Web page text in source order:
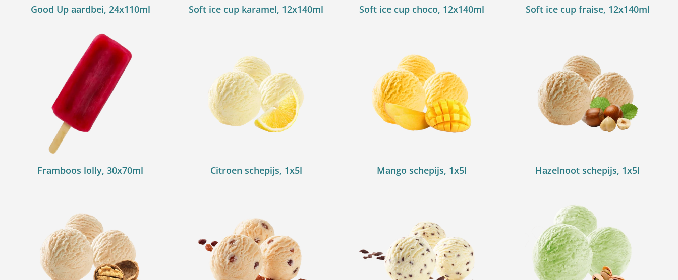
Good Up aardbei, 24x110ml Soft ice cup karamel, 12x140ml Soft ice cup choco, 12x140ml Soft ice cup fraise, 12x140ml
Framboos lolly, 30x70ml Citroen schepijs, 1x5l Mango schepijs, 1x5l Hazelnoot schepijs, 1x5l